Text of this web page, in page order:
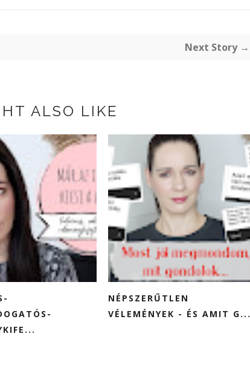
Next Story →
ALSO LIKE
NÉPSZERŰTLEN
VÉLEMÉNYEK - ÉS AMIT G...